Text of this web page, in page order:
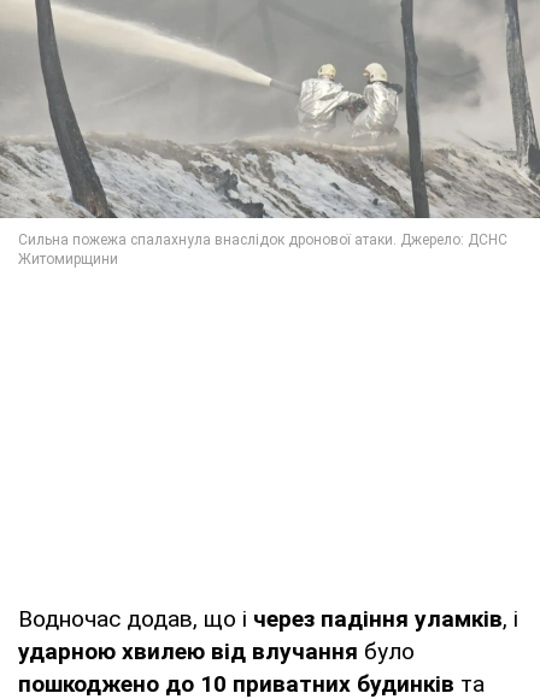
Водночас додав, що і через падіння уламків, і
ударною хвилею від влучання було
пошкоджено до 10 приватних будинків та